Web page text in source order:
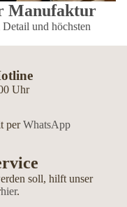
Manufaktur
und höchsten
Uhr
perWhatsApp
soll, hilft unser
hier.